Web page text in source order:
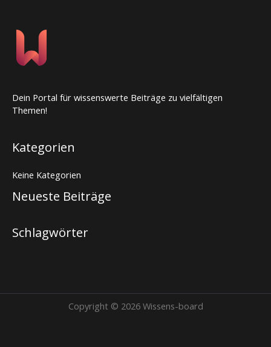
Dein Portal für wissenswerte Beiträge zu vielfältigen
Themen!
Kategorien
Keine Kategorien
Neueste Beiträge
Schlagwörter
Copyright © 2026 Wissens-board